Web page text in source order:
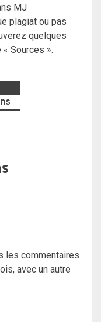
MJ
plagiat ou pas
quelques
Sources ».
les commentaires
avec un autre